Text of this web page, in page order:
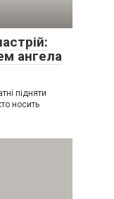
ангела
підняти
носить